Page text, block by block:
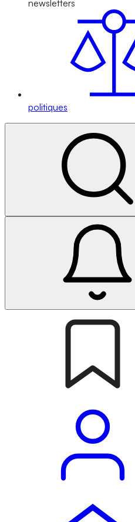
newsletters
politiques